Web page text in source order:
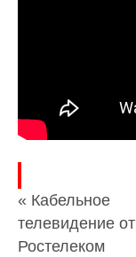
« Кабельное
телевидение от
Ростелеком